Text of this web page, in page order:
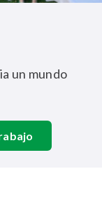
un mundo